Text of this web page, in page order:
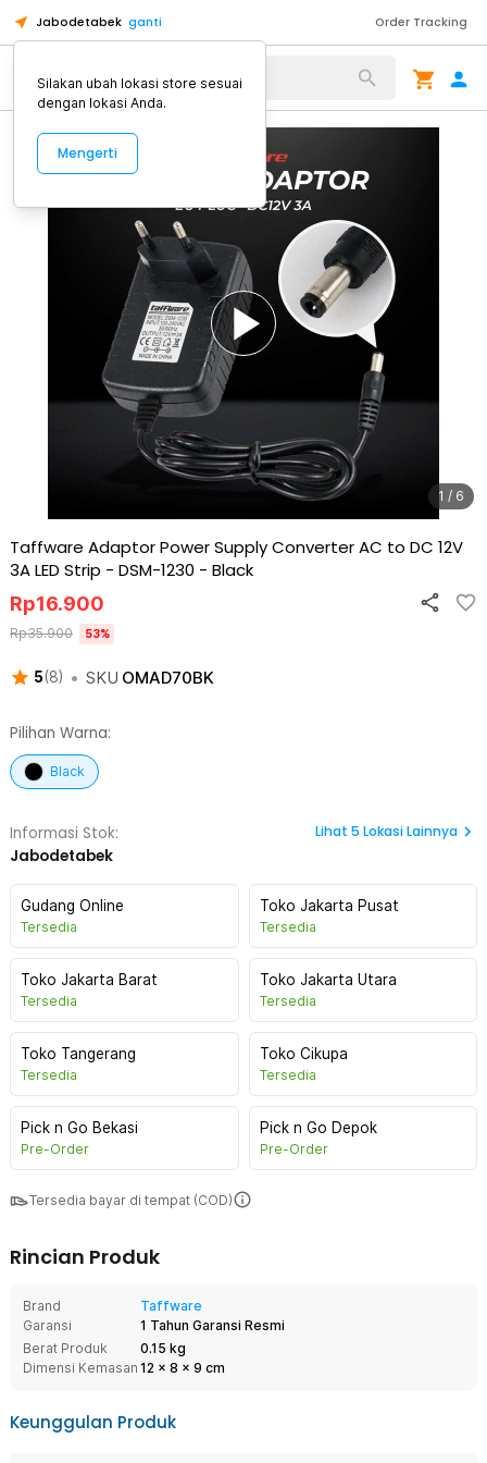
Jabodetabek ganti Order Tracking
Alat Kopi
1 / 6
Taffware Adaptor Power Supply Converter AC to DC 12V
3A LED Strip - DSM-1230 - Black
5(8) • SKU OMAD70BK
Rp16.900
Rp35.900 53%
Pilihan Warna:
Black
Informasi Stok:
Jabodetabek
Lihat 5 Lokasi Lainnya
Gudang Online
Tersedia
Toko Jakarta Pusat
Tersedia
Toko Jakarta Barat
Tersedia
Toko Jakarta Utara
Tersedia
Toko Tangerang
Tersedia
Toko Cikupa
Tersedia
Pick n Go Bekasi
Pre-Order
Pick n Go Depok
Pre-Order
Tersedia bayar di tempat (COD)
Rincian Produk
Brand
Taffware
Garansi
1 Tahun Garansi Resmi
Berat Produk
0.15 kg
Dimensi Kemasan 12 x 8 x 9 cm
Keunggulan Produk
Silakan ubah lokasi store sesuai
dengan lokasi Anda.
Mengerti